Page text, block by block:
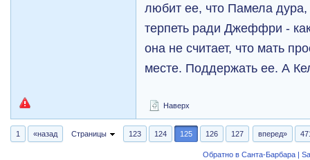
любит ее, что Памела
терпеть ради Джеффри -
она не считает, что мать
месте. Поддержать ее. А
Наверх
1 «назад Страницы 123 124 125 126 127 вперед»
Обратно в Санта-Барбара |